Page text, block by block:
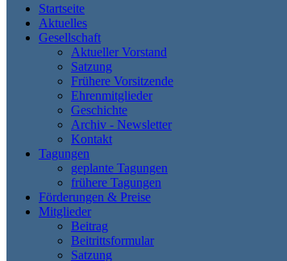
Startseite
Aktuelles
Gesellschaft
Aktueller Vorstand
Satzung
Frühere Vorsitzende
Ehrenmitglieder
Geschichte
Archiv - Newsletter
Kontakt
Tagungen
geplante Tagungen
frühere Tagungen
Förderungen & Preise
Mitglieder
Beitrag
Beitrittsformular
Satzung